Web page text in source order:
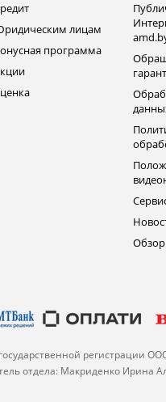
лицам
программа
регистрации
отдела: Макриденко Ирина